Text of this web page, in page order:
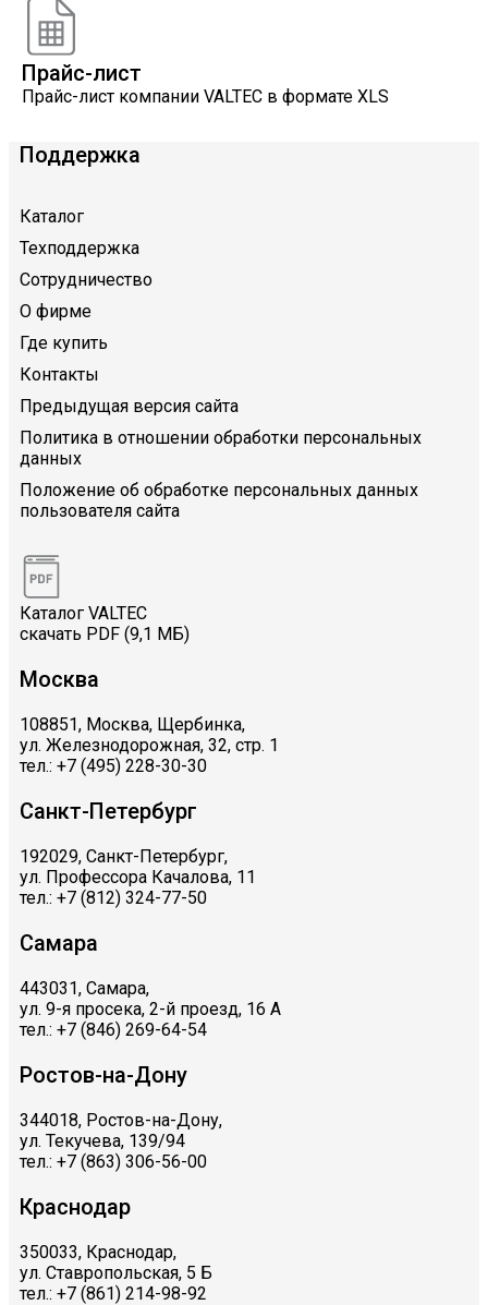
Прайс-лист
Прайс-лист компании VALTEC в формате XLS
Поддержка
Каталог
Техподдержка
Сотрудничество
О фирме
Где купить
Контакты
Предыдущая версия сайта
Политика в отношении обработки персональных
данных
Положение об обработке персональных данных
пользователя сайта
Каталог VALTEC
скачать PDF (9,1 МБ)
Москва
108851, Москва, Щербинка,
ул. Железнодорожная, 32, стр. 1
тел.: +7 (495) 228-30-30
Санкт-Петербург
192029, Санкт-Петербург,
ул. Профессора Качалова, 11
тел.: +7 (812) 324-77-50
Самара
443031, Самара,
ул. 9-я просека, 2-й проезд, 16 А
тел.: +7 (846) 269-64-54
Ростов-на-Дону
344018, Ростов-на-Дону,
ул. Текучева, 139/94
тел.: +7 (863) 306-56-00
Краснодар
350033, Краснодар,
ул. Ставропольская, 5 Б
тел.: +7 (861) 214-98-92